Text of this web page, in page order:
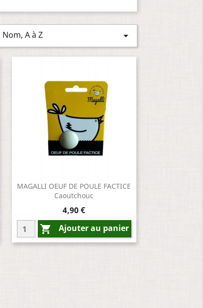
Nom, A à Z 
MAGALLI OEUF DE POULE FACTICE
Caoutchouc
Prix
4,90 €
 Ajouter au panier